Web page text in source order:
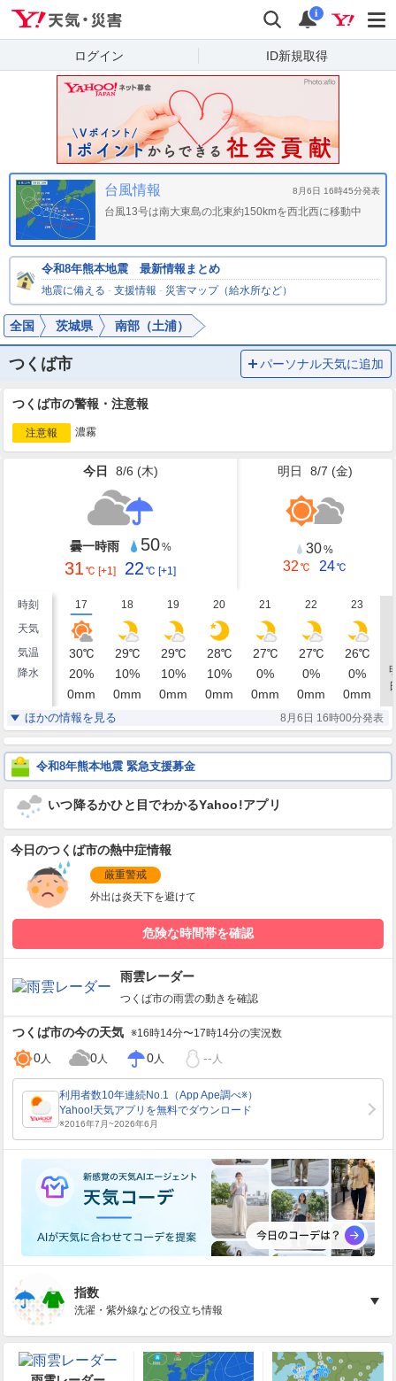
検索 通知
i
ログイン ID新規取得
台風情報 8月6日 16時45分発表
台風13号は南大東島の北東約150kmを西北西に移動中
令和8年熊本地震 最新情報まとめ
地震に備える - 支援情報 - 災害マップ（給水所など）
全国 茨城県 南部（土浦）
つくば市 パーソナル天気に追加
つくば市の警報・注意報
注意報 濃霧
今日 8/6 (木)
曇一時雨 50%
31 ℃ [+1] 22 ℃ [+1]
明日 8/7 (金)
30%
32 ℃ 24℃
時刻 17 18 19 20 21 22 23
天気
気温
30℃ 29℃ 29℃ 28℃ 27℃ 27℃ 26℃
降水 20% 10% 10% 10% 0% 0% 0%
0mm 0mm 0mm 0mm 0mm 0mm 0mm
湿度 74 % 89 % 92%
風
東南東
2m/s
東南東
2m/s
南東
2m/s
南東
2m/s
南東
2m/s
南東
1m/s
南東
1m/s
ほかの情報を見る 8月6日 16時00分発表
令和8年熊本地震 緊急支援募金
いつ降るかひと目でわかるYahoo!アプリ
今日のつくば市の熱中症情報
厳重警戒
外出は炎天下を避けて
危険な時間帯を確認
雨雲レーダー
つくば市の雨雲の動きを確認
つくば市の今の天気 ※16時14分〜17時14分の実況数
0人 0人 0人 -- 人
指数
洗濯・紫外線などの役立ち情報